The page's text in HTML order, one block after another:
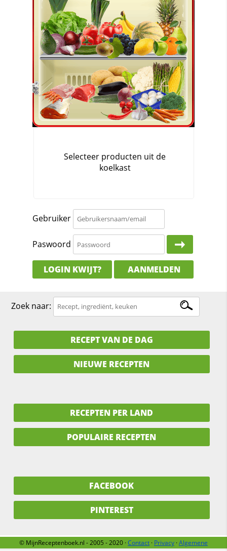
Gebruiker
Paswoord
LOGIN KWIJT? AANMELDEN
Zoek naar:
RECEPT VAN DE DAG
NIEUWE RECEPTEN
RECEPTEN PER LAND
POPULAIRE RECEPTEN
FACEBOOK
PINTEREST
© MijnReceptenboek.nl - 2005 - 2020 ·Contact · Privacy ·Algemene